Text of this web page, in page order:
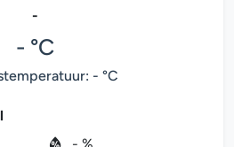
-
- °C
- °C